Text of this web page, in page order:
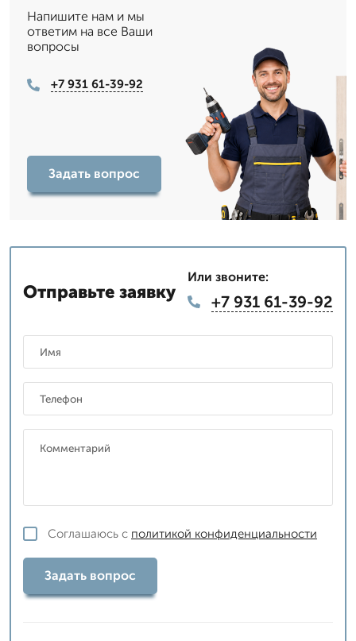
Напишите нам и мы
ответим на все Ваши
вопросы
+7 931 61-39-92
Задать вопрос
Отправьте заявку
Или звоните:
+7 931 61-39-92
Соглашаюсь с политикой конфиденциальности
Задать вопрос